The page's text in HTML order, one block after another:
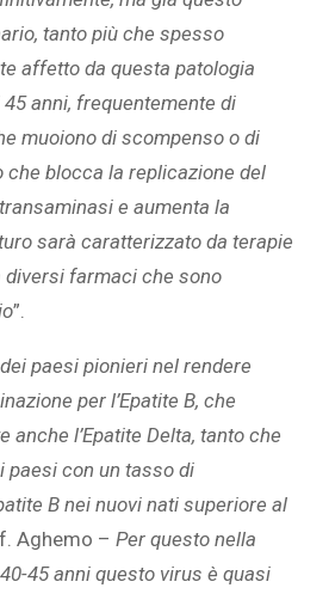
tanto più che spesso
affetto da questa patologia
anni, frequentemente di
muoiono di scompenso o di
che blocca la replicazione del
e aumenta la
sarà caratterizzato da terapie
diversi farmaci che sono
”.
paesi pionieri nel rendere
per l’Epatite B, che
anche l’Epatite Delta, tanto che
paesi con un tasso di
B nei nuovi nati superiore al
Aghemo – Per questo nella
45 anni questo virus è quasi